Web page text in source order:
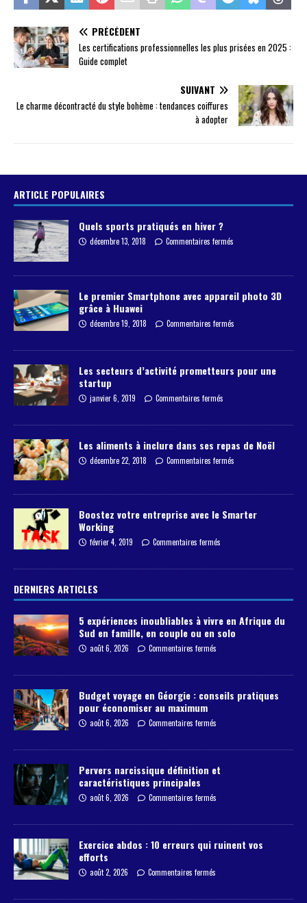
PRÉCÉDENT
Les certifications professionnelles les plus prisées en 2025 :
Guide complet
SUIVANT
Le charme décontracté du style bohème : tendances coiffures
à adopter
ARTICLE POPULAIRES
Quels sports pratiqués en hiver ?
décembre 13, 2018 Commentaires fermés
Le premier Smartphone avec appareil photo 3D
grâce à Huawei
décembre 19, 2018 Commentaires fermés
Les secteurs d’activité prometteurs pour une
startup
janvier 6, 2019 Commentaires fermés
Les aliments à inclure dans ses repas de Noël
décembre 22, 2018 Commentaires fermés
Boostez votre entreprise avec le Smarter
Working
février 4, 2019 Commentaires fermés
DERNIERS ARTICLES
5 expériences inoubliables à vivre en Afrique du
Sud en famille, en couple ou en solo
août 6, 2026 Commentaires fermés
Budget voyage en Géorgie : conseils pratiques
pour économiser au maximum
août 6, 2026 Commentaires fermés
Pervers narcissique définition et
caractéristiques principales
août 6, 2026 Commentaires fermés
Exercice abdos : 10 erreurs qui ruinent vos
efforts
août 2, 2026 Commentaires fermés